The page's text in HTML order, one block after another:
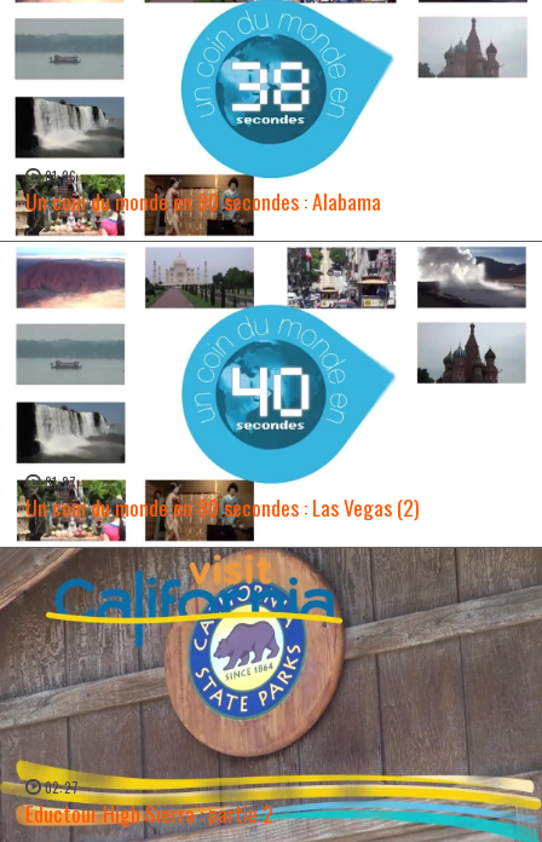
01:26
Un coin du monde en 80 secondes : Alabama
WATCH NOW →
01:27
Un coin du monde en 80 secondes : Las Vegas (2)
WATCH NOW →
02:27
Eductour High Sierra : partie 2
WATCH NOW →